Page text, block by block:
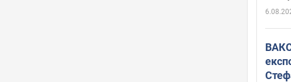
ВАКС обрав